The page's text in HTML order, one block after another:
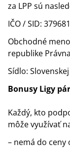
za LPP sú
IČO / SID:
Obchodné
republike
Sídlo:
Bonusy Ligy
Každý, kto
môže využívať
– nemá do ceny